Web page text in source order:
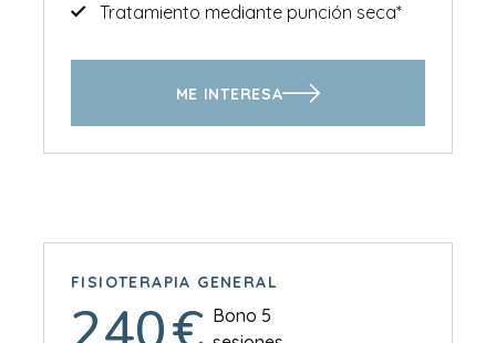
Tratamiento mediante punción seca*
ME INTERESA
FISIOTERAPIA GENERAL
Bono 5